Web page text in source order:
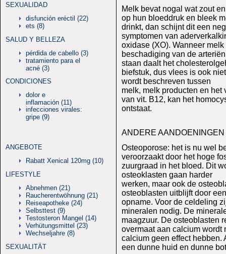
SEXUALIDAD
disfunción eréctil (22)
ets (8)
SALUD Y BELLEZA
pérdida de cabello (3)
tratamiento para el
acné (3)
CONDICIONES
dolor e
inflamación (11)
infecciones virales:
gripe (9)
ANGEBOTE
Rabatt Xenical 120mg (10)
LIFESTYLE
Abnehmen (21)
Raucherentwöhnung (21)
Reiseapotheke (24)
Selbsttest (9)
Testosteron Mangel (14)
Verhütungsmittel (23)
Wechseljahre (8)
SEXUALITÄT
Melk bevat nogal wat zout
op hun bloeddruk en bleek
drinkt, dan schijnt dit een
symptomen van
oxidase (XO). Wanneer
beschadiging van de
staan daalt het
biefstuk, dus vlees is ook
wordt beschreven tussen
melk, melk producten en
van vit. B12, kan het
ontstaat.
ANDERE
Osteoporose: het is nu wel
veroorzaakt door het hoge
zuurgraad in het bloed. Dit
osteoklasten gaan harder
werken, maar ook de
osteoblasten uitblijft door
opname. Voor de celdeling
mineralen nodig. De
maagzuur. De osteoblasten
overmaat aan calcium wordt
calcium geen effect hebben.
een dunne huid en dunne